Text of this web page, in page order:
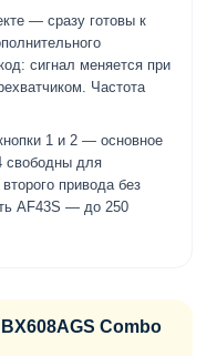
— сразу готовы к
сигнал меняется при
Частота
1 и 2 — основное
свободны для
привода без
AF43S — до 250
Combo